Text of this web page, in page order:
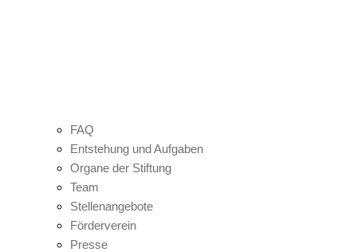
FAQ
Entstehung und Aufgaben
Organe der Stiftung
Team
Stellenangebote
Förderverein
Presse